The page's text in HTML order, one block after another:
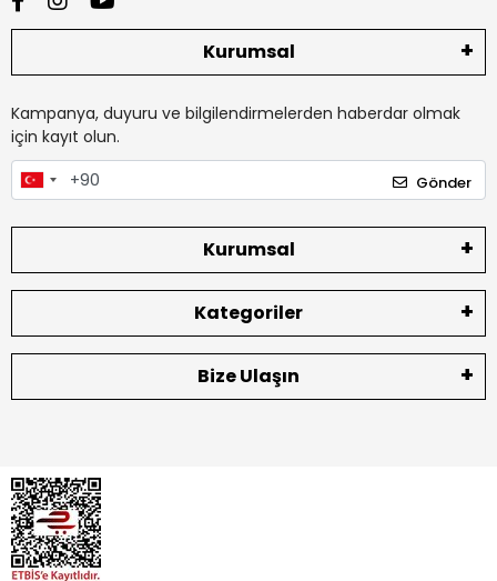
Kurumsal
Kampanya, duyuru ve bilgilendirmelerden haberdar olmak
için kayıt olun.
Gönder
Kurumsal
Kategoriler
Bize Ulaşın